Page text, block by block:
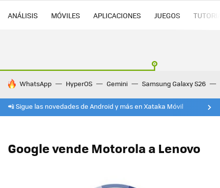
ANÁLISIS MÓVILES APLICACIONES JUEGOS
HOY SE HABLA DE
WhatsApp HyperOS Gemini Samsung Galaxy S26
📲 Sigue las novedades de Android y más en Xataka Móvil
Google vende Motorola a Lenovo